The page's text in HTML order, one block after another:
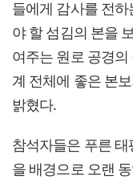
들에게 감사를 전
야 할 섬김의 본을
여주는 원로 공경
계 전체에 좋은 본
밝혔다.
참석자들은 푸른
을 배경으로 오랜